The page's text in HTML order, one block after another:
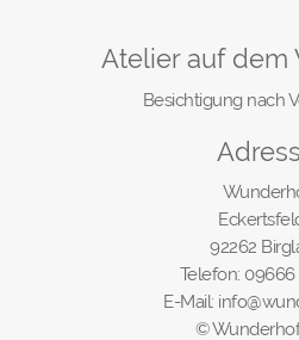
Atelier auf dem
Besichtigung nach
92262
Telefon: 09666
E-Mail:
©